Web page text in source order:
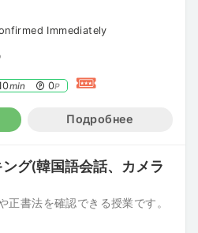
Immediately
min 0P
Подробнее
グ(韓国語会話、カメラ
正書法を確認できる授業です。